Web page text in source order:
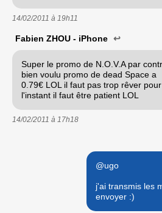
14/02/2011 à 19h11
Fabien ZHOU - iPhone ↩
Super le promo de N.O.V.A par
bien voulu promo de dead Space a
0.79€ LOL il faut pas trop rêver pour
l'instant il faut être patient LOL
14/02/2011 à 17h18
@ugo
j'ai transmis les
envoyer :)